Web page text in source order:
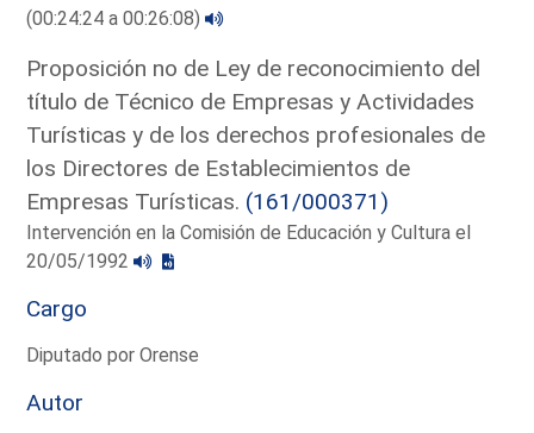
(00:24:24 a 00:26:08)
Proposición no de Ley de reconocimiento del
título de Técnico de Empresas y Actividades
Turísticas y de los derechos profesionales de
los Directores de Establecimientos de
Empresas Turísticas. (161/000371)
Intervención en la Comisión de Educación y Cultura el
20/05/1992
Cargo
Diputado por Orense
Autor